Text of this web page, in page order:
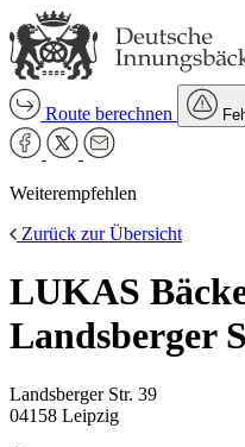
Route berechnen
Weiterempfehlen
Zurück zur Übersicht
LUKAS
Landsberger
Landsberger Str. 39
04158 Leipzig